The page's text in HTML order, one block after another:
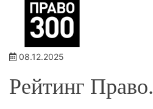
08.12.2025
Рейтинг